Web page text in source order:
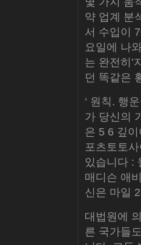
약 업계 분
서 수입이
요일에 나
는 완전히’
던 똑같은
‘ 원칙. 행
가 당신의
은 5 6 깊
포츠토토
있습니다 :
매디슨 애
신은 마일
대법원에
른 국가들